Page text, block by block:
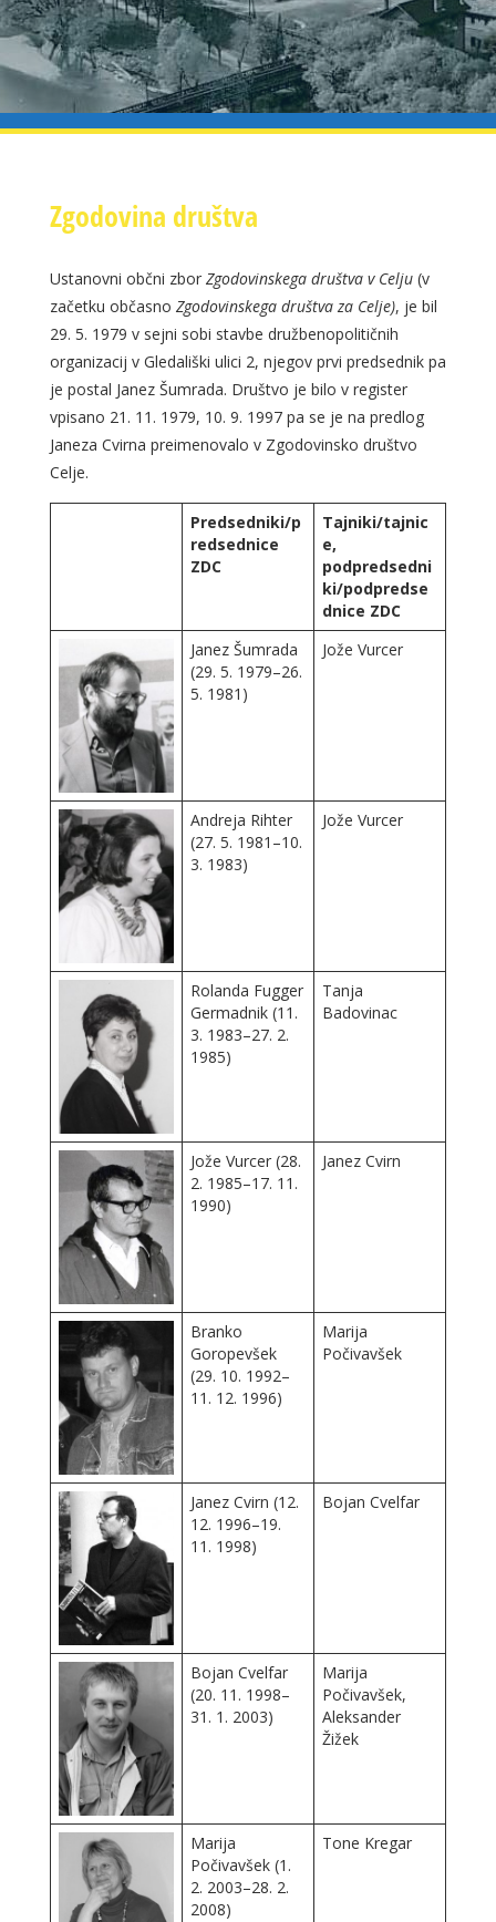
Zgodovina društva
Ustanovni občni zbor Zgodovinskega društva v Celju (v
začetku občasno Zgodovinskega društva za Celje), je bil
29. 5. 1979 v sejni sobi stavbe družbenopolitičnih
organizacij v Gledališki ulici 2, njegov prvi predsednik pa
je postal Janez Šumrada. Društvo je bilo v register
vpisano 21. 11. 1979, 10. 9. 1997 pa se je na predlog
Janeza Cvirna preimenovalo v Zgodovinsko društvo
Celje.
Predsedniki/p
redsednice
ZDC
Tajniki/tajnic
e,
podpredsedni
ki/podpredse
dnice ZDC
Janez Šumrada
(29. 5. 1979–26.
5. 1981)
Jože Vurcer
Andreja Rihter
(27. 5. 1981–10.
3. 1983)
Jože Vurcer
Rolanda Fugger
Germadnik (11.
3. 1983–27. 2.
1985)
Tanja
Badovinac
Jože Vurcer (28.
2. 1985–17. 11.
1990)
Janez Cvirn
Branko
Goropevšek
(29. 10. 1992–
11. 12. 1996)
Marija
Počivavšek
Janez Cvirn (12.
12. 1996–19.
11. 1998)
Bojan Cvelfar
Bojan Cvelfar
(20. 11. 1998–
31. 1. 2003)
Marija
Počivavšek,
Aleksander
Žižek
Marija
Počivavšek (1.
2. 2003–28. 2.
2008)
Tone Kregar